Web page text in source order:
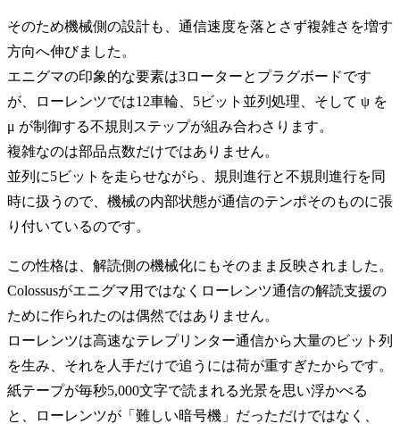
そのため機械側の設計も、通信速度を落とさず複雑さを増す
方向へ伸びました。
エニグマの印象的な要素は3ローターとプラグボードです
が、ローレンツでは12車輪、5ビット並列処理、そして ψ を
μ が制御する不規則ステップが組み合わさります。
複雑なのは部品点数だけではありません。
並列に5ビットを走らせながら、規則進行と不規則進行を同
時に扱うので、機械の内部状態が通信のテンポそのものに張
り付いているのです。
この性格は、解読側の機械化にもそのまま反映されました。
Colossusがエニグマ用ではなくローレンツ通信の解読支援の
ために作られたのは偶然ではありません。
ローレンツは高速なテレプリンター通信から大量のビット列
を生み、それを人手だけで追うには荷が重すぎたからです。
紙テープが毎秒5,000文字で読まれる光景を思い浮かべる
と、ローレンツが「難しい暗号機」だっただけではなく、